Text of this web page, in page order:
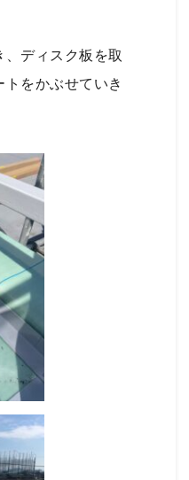
ディスク板を取
トをかぶせていき